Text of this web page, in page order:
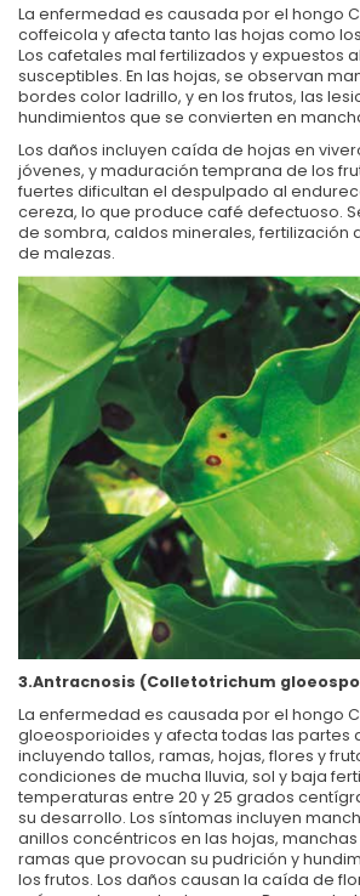
La enfermedad es causada por el hongo
coffeicola y afecta tanto las hojas como
Los cafetales mal fertilizados y expuestos
susceptibles. En las hojas, se observan
bordes color ladrillo, y en los frutos, las
hundimientos que se convierten en
Los daños incluyen caída de hojas en
jóvenes, y maduración temprana de los
fuertes dificultan el despulpado al
cereza, lo que produce café defectuoso.
de sombra, caldos minerales, fertilización
de malezas.
3.Antracnosis (Colletotrichum
La enfermedad es causada por el hongo
gloeosporioides y afecta todas las partes
incluyendo tallos, ramas, hojas, flores y
condiciones de mucha lluvia, sol y baja
temperaturas entre 20 y 25 grados
su desarrollo. Los síntomas incluyen
anillos concéntricos en las hojas,
ramas que provocan su pudrición y
los frutos. Los daños causan la caída de